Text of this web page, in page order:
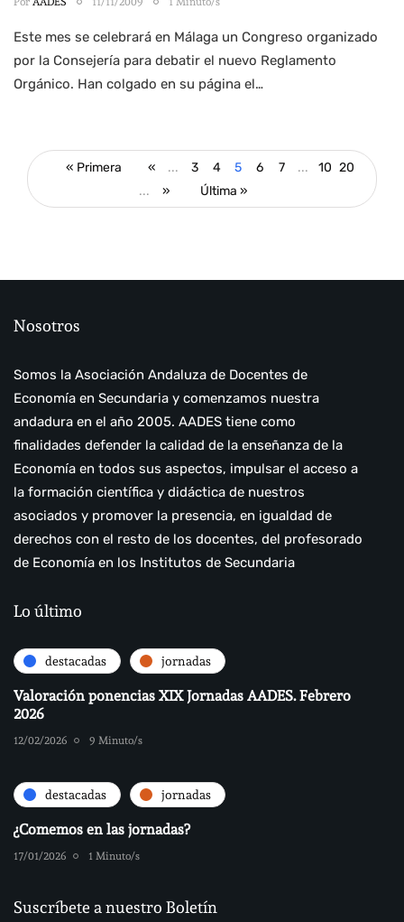
Este mes se celebrará en Málaga un Congreso organizado
por la Consejería para debatir el nuevo Reglamento
Orgánico. Han colgado en su página el…
« Primera « ... 3 4 5 6 7 ... 10 20
...
» Última »
Nosotros
Somos la Asociación Andaluza de Docentes de
Economía en Secundaria y comenzamos nuestra
andadura en el año 2005. AADES tiene como
finalidades defender la calidad de la enseñanza de la
Economía en todos sus aspectos, impulsar el acceso a
la formación científica y didáctica de nuestros
asociados y promover la presencia, en igualdad de
derechos con el resto de los docentes, del profesorado
de Economía en los Institutos de Secundaria
Lo último
destacadas jornadas
Valoración ponencias XIX Jornadas AADES. Febrero
2026
12/02/2026 9 Minuto/s
destacadas jornadas
¿Comemos en las jornadas?
17/01/2026 1 Minuto/s
Suscríbete a nuestro Boletín